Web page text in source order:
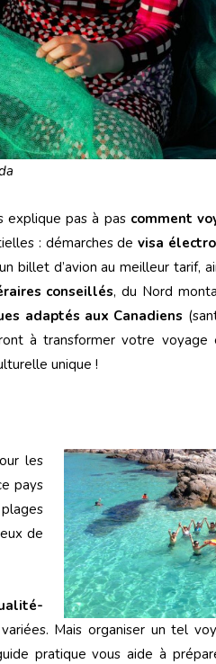
explique pas à pas comment
: démarches de visa
billet d’avion au meilleur tarif,
conseillés, du Nord
adaptés aux Canadiens
à transformer votre voyage
unique !
les
pays
de
Mais organiser un tel
pratique vous aide à